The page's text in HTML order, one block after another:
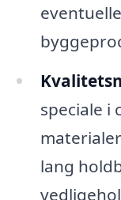
speciale i
lang